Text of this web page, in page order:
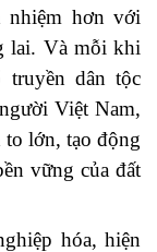
nhiệm hơn với
lai. Và mỗi khi
truyền dân tộc
Việt Nam,
lớn, tạo động
vững của đất
hóa, hiện